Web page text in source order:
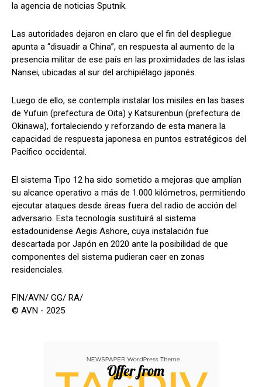
la agencia de noticias Sputnik.
Las autoridades dejaron en claro que el fin del despliegue
apunta a “disuadir a China”, en respuesta al aumento de la
presencia militar de ese país en las proximidades de las islas
Nansei, ubicadas al sur del archipiélago japonés.
Luego de ello, se contempla instalar los misiles en las bases
de Yufuin (prefectura de Oita) y Katsurenbun (prefectura de
Okinawa), fortaleciendo y reforzando de esta manera la
capacidad de respuesta japonesa en puntos estratégicos del
Pacífico occidental.
El sistema Tipo 12 ha sido sometido a mejoras que amplían
su alcance operativo a más de 1.000 kilómetros, permitiendo
ejecutar ataques desde áreas fuera del radio de acción del
adversario. Esta tecnología sustituirá al sistema
estadounidense Aegis Ashore, cuya instalación fue
descartada por Japón en 2020 ante la posibilidad de que
componentes del sistema pudieran caer en zonas
residenciales.
FIN/AVN/ GG/ RA/
© AVN - 2025